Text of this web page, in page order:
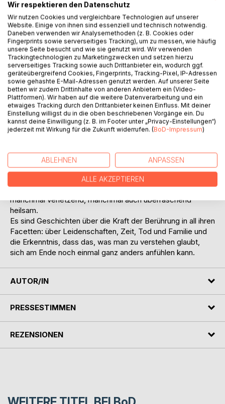
Auf die Merkliste
Titel bewerten
BESCHREIBUNG
Manche Berührungen dauern Sekunden. Andere fühlen sich
ewig an. Alle haben sie das Potential, ein ganzes Leben zu
In fünf eindringlichen Kurzgeschichten und Gedichten
erzählt Berühren von Momenten und Schicksalen, in denen
Menschen sich selbst und andere körperlich oder seelisch
berühren. Manchmal absichtlich, manchmal unbewusst,
manchmal verletzend, manchmal auch überraschend
heilsam.
Es sind Geschichten über die Kraft der Berührung in all ihren
Facetten: über Leidenschaften, Zeit, Tod und Familie und
die Erkenntnis, dass das, was man zu verstehen glaubt,
sich am Ende noch einmal ganz anders anfühlen kann.
AUTOR/IN
PRESSESTIMMEN
REZENSIONEN
Wir respektieren den Datenschutz
Wir nutzen Cookies und vergleichbare Technologien auf unserer
Website. Einige von ihnen sind essenziell und technisch notwendig.
Daneben verwenden wir Analysemethoden (z. B. Cookies oder
Fingerprints sowie serverseitiges Tracking), um zu messen, wie häufig
unsere Seite besucht und wie sie genutzt wird. Wir verwenden
Trackingtechnologien zu Marketingzwecken und setzen hierzu
serverseitiges Tracking sowie auch Drittanbieter ein, wodurch ggf.
geräteübergreifend Cookies, Fingerprints, Tracking-Pixel, IP-Adressen
sowie gehashte E-Mail-Adressen genutzt werden. Auf unserer Seite
betten wir zudem Drittinhalte von anderen Anbietern ein (Video-
Plattformen). Wir haben auf die weitere Datenverarbeitung und ein
etwaiges Tracking durch den Drittanbieter keinen Einfluss. Mit deiner
Einstellung willigst du in die oben beschriebenen Vorgänge ein. Du
kannst deine Einwilligung (z. B. im Footer unter „Privacy-Einstellungen“)
jederzeit mit Wirkung für die Zukunft widerrufen. (BoD-Impressum)
ABLEHNEN ANPASSEN
ALLE AKZEPTIEREN